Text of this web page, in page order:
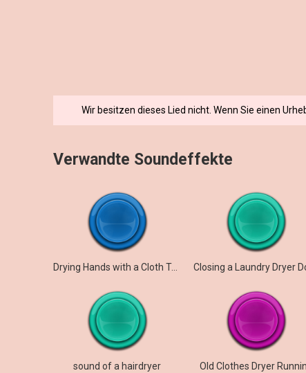
Wir besitzen dieses Lied nicht. Wenn Sie einen
Verwandte Soundeffekte
Drying Hands with a Cloth Towel Closing a Laundry Dryer
sound of a hairdryer Old Clothes Dryer